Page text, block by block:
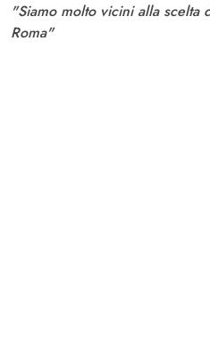
"Siamo molto vicini alla scelta
Roma"